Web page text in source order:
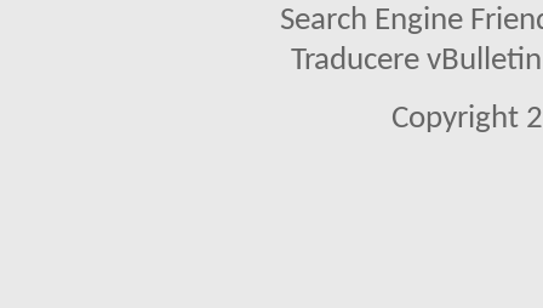
Search Engine
Traducere
Copyright